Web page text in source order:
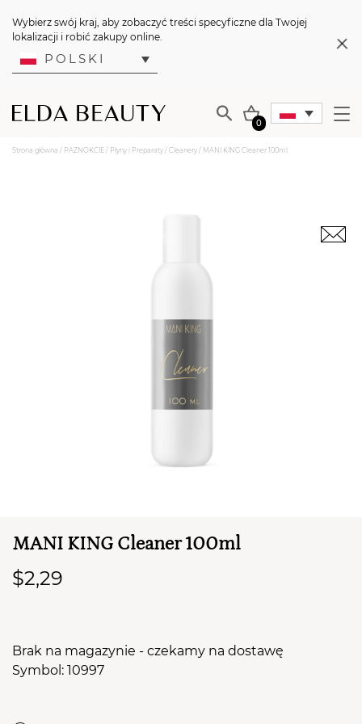
Wybierz swój kraj, aby zobaczyć treści specyficzne dla Twojej
lokalizacji i robić zakupy online.
POLSKI
0
Strona główna / PAZNOKCIE / Płyny i Preparaty / Cleanery / MANI KING Cleaner 100ml
MANI KING Cleaner 100ml
$2,29
Brak na magazynie - czekamy na dostawę
Symbol: 10997